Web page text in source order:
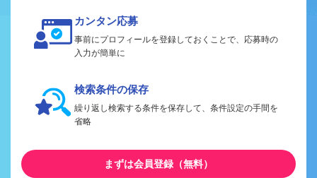
カンタン応募
事前にプロフィールを登録しておくことで、応募時の
入力が簡単に
検索条件の保存
繰り返し検索する条件を保存して、条件設定の手間を
省略
まずは会員登録（無料）